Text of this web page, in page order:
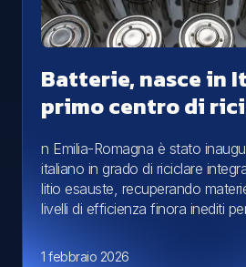
Batterie, nasce in
primo centro di
n Emilia-Romagna è stato
italiano in grado di riciclare
litio esauste, recuperando
livelli di efficienza finora inediti
1 febbraio 2026